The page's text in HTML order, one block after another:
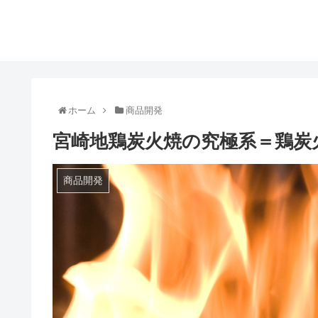
ホーム 商品開発
宮崎地鶏炭火焼の究極系＝鶏
商品開発